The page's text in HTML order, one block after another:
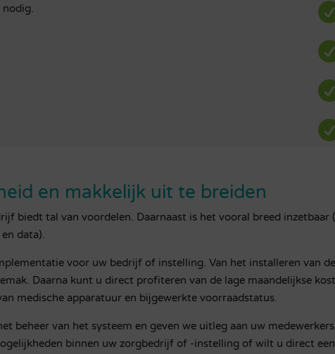
nodig.
en makkelijk uit te breiden
biedt tal van voordelen. Daarnaast is het vooral breed
data).
voor uw bedrijf of instelling. Van het installeren van
Daarna kunt u direct profiteren van de lage maandelijkse
medische apparatuur en bijgewerkte voorraadstatus.
beheer van het systeem en geven we uitleg aan uw
binnen uw zorgbedrijf of -instelling of wilt u direct